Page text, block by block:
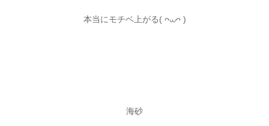
本当にモチベ上がる( ᴖ⩊ᴖ )
海砂